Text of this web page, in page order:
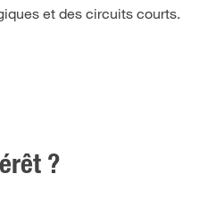
et des circuits courts.
?